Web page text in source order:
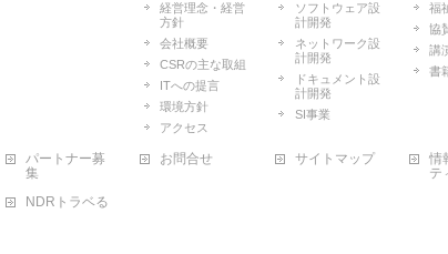
経営理念・経営
方針
会社概要
CSRの主な取組
ITへの提言
環境方針
アクセス
ソフトウェア設
計開発
ネットワーク設
計開発
ドキュメント設
計開発
SI事業
福
協
講
書
パートナー募
集
お問合せ サイトマップ
情
テ
NDRトラベる